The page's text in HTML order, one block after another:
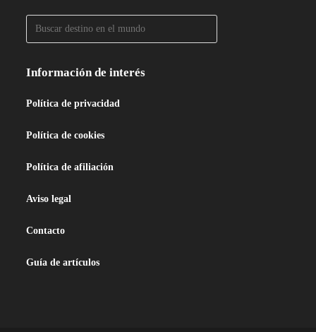
Información de interés
Política de privacidad
Política de cookies
Política de afiliación
Aviso legal
Contacto
Guía de artículos